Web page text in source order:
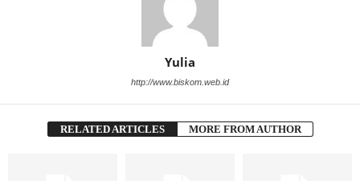
Yulia
http://www.biskom.web.id
RELATED ARTICLES MORE FROM AUTHOR